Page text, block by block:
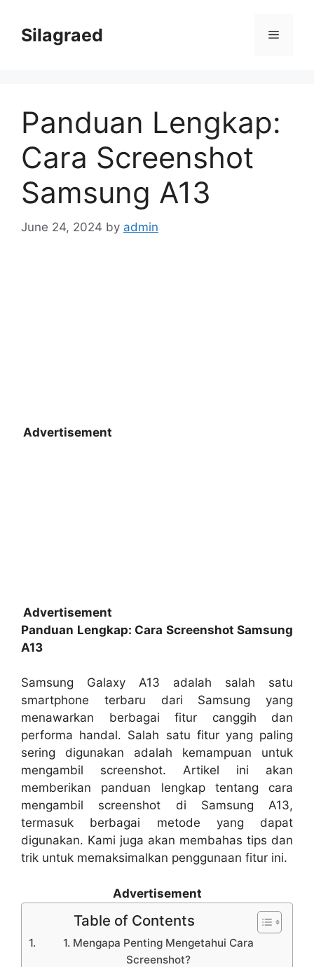
contentSilagraed Menu
Panduan Lengkap:
Cara Screenshot
Samsung A13
June 24, 2024 by admin
Advertisement
Advertisement
Panduan Lengkap: Cara Screenshot Samsung
A13
Samsung Galaxy A13 adalah salah satu
smartphone terbaru dari Samsung yang
menawarkan berbagai fitur canggih dan
performa handal. Salah satu fitur yang paling
sering digunakan adalah kemampuan untuk
mengambil screenshot. Artikel ini akan
memberikan panduan lengkap tentang cara
mengambil screenshot di Samsung A13,
termasuk berbagai metode yang dapat
digunakan. Kami juga akan membahas tips dan
trik untuk memaksimalkan penggunaan fitur ini.
Advertisement
Table of Contents
1. Mengapa Penting Mengetahui Cara
Screenshot?